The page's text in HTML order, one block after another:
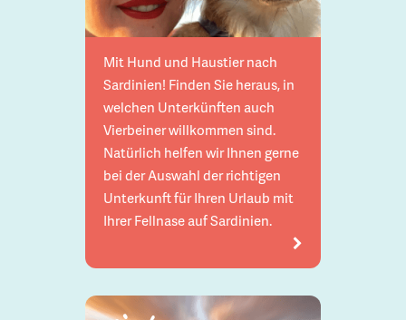
Mit Hund und Haustier nach
Sardinien! Finden Sie heraus, in
welchen Unterkünften auch
Vierbeiner willkommen sind.
Natürlich helfen wir Ihnen gerne
bei der Auswahl der richtigen
Unterkunft für Ihren Urlaub mit
Ihrer Fellnase auf Sardinien.